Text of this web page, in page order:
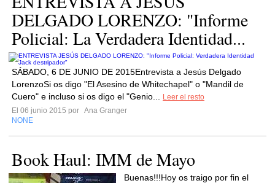
DELGADO LORENZO: "Informe
Policial: La Verdadera Identidad...
SÁBADO, 6 DE JUNIO DE 2015Entrevista a Jesús Delgado
LorenzoSi os digo "El Asesino de Whitechapel" o "Mandil de
Cuero" e incluso si os digo el "Genio...
Leer el resto
El 06 junio 2015 por Ana Granger
NONE
Book Haul: IMM de Mayo
Buenas!!!Hoy os traigo por fin el